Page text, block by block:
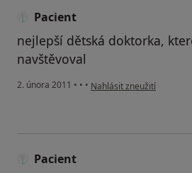
Pacient
nejlepší dětská doktorka,
navštěvoval
2. února 2011 • • • podle názoru uživatele
Nahlásit zneužití
Pacient